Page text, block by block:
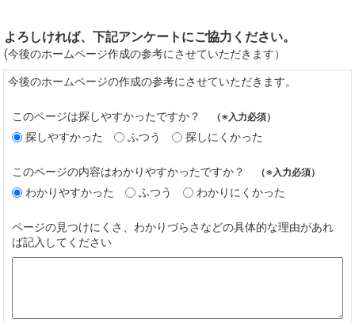
よろしければ、下記アンケートにご協力ください。
(今後のホームページ作成の参考にさせていただきます）
今後のホームページの作成の参考にさせていただきます。
このページは探しやすかったですか？ （※入力必須）
探しやすかった ふつう 探しにくかった
このページの内容はわかりやすかったですか？ （※入力必須）
わかりやすかった ふつう わかりにくかった
ページの見つけにくさ、わかりづらさなどの具体的な理由があれ
ば記入してください